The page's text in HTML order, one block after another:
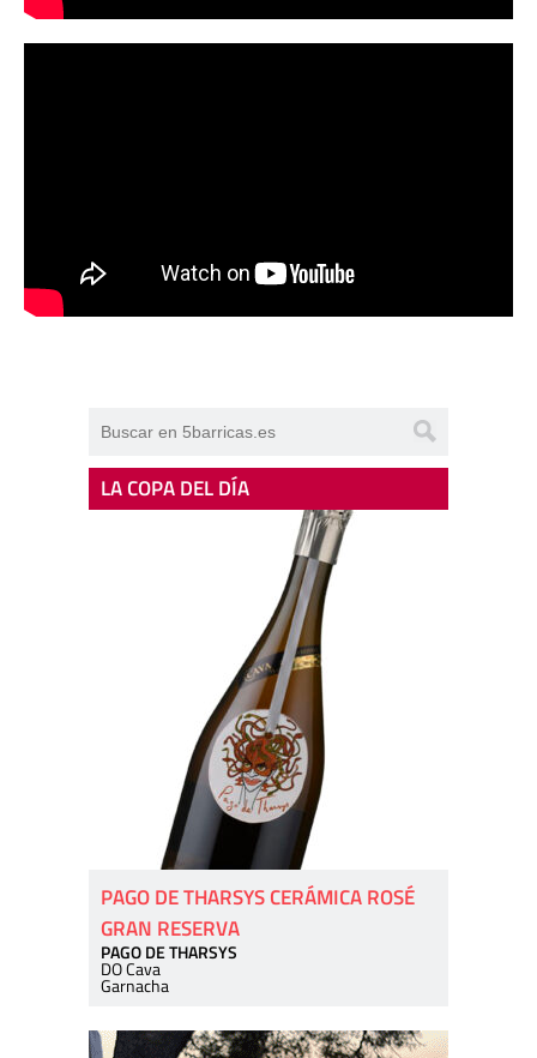
LA COPA DEL DÍA
PAGO DE THARSYS CERÁMICA ROSÉ
GRAN RESERVA
PAGO DE THARSYS
DO Cava
Garnacha